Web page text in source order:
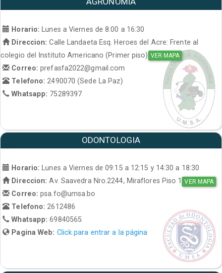
Horario:
Lunes a Viernes de 8:00 a 16:30
Direccion: Calle Landaeta Esq. Heroes del Acre: Frente al
colegio del Instituto Americano (Primer piso) VER MAPA
Correo:prefasfa2022@gmail.com
Telefono: 2490070 (Sede La Paz)
Whatsapp: 75289397
ODONTOLOGIA
Horario: Lunes a Viernes de 09:15 a 12:15 y 14:30 a 18:30
Direccion: Av. Saavedra Nro.2244, Miraflores Piso 1 VER MAPA
Correo:psa.fo@umsa.bo
Telefono:2612486
Whatsapp:69840565
Pagina Web: Click para entrar a la página